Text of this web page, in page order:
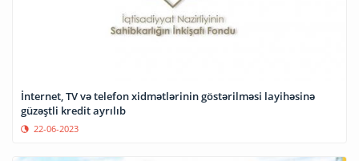
İnternet, TV və telefon xidmətlərinin göstərilməsi layihəsinə
güzəştli kredit ayrılıb
22-06-2023